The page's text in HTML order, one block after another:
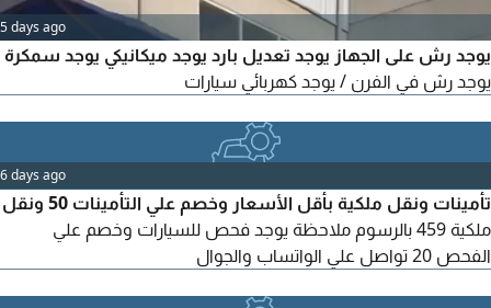
5 days ago
يوجد رش على الجهاز يوجد تعديل بارد يوجد ميكانيكي يوجد سمكرة
يوجد رش في الفرن / يوجد كهربائي سيارات
6 days ago
تأمينات ونقل ملكية بأقل الأسعار وخصم علي التأمينات 50 ونقل
ملكية 459 بالرسوم ملاحظة يوجد فحص للسيارات وخصم علي
الفحص 20 تواصل علي الواتساب والجوال